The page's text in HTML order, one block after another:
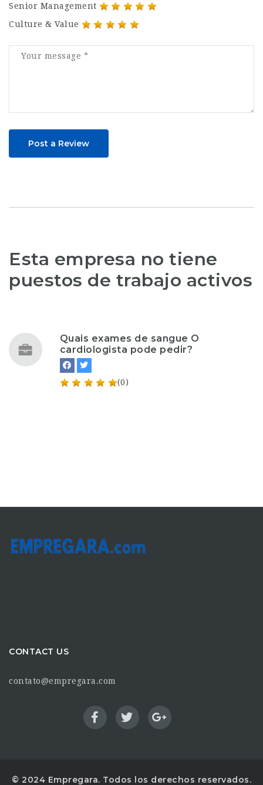
Senior Management
Culture & Value
Post a Review
Esta empresa no tiene
puestos de trabajo activos
Quais exames de sangue O
cardiologista pode pedir?
(0)
CONTACT US
contato@empregara.com
© 2024 Empregara. Todos los derechos reservados.